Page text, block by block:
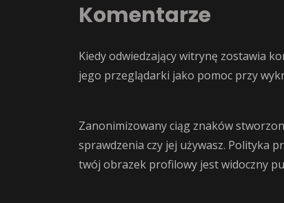
Komentarze
Kiedy odwiedzający witrynę zostawia
jego przeglądarki jako pomoc przy
Zanonimizowany ciąg znaków
sprawdzenia czy jej używasz. Polityka
twój obrazek profilowy jest widoczny